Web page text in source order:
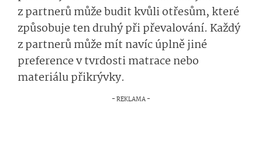
z partnerů může budit kvůli otřesům, které
způsobuje ten druhý při převalování. Každý
z partnerů může mít navíc úplně jiné
preference v tvrdosti matrace nebo
materiálu přikrývky.